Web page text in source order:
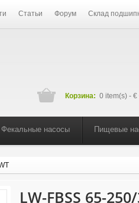
Статьи Форум Склад
Корзина: 0 item(s) - €
Фекальные насосы Пищевые
LW-FBSS 65-